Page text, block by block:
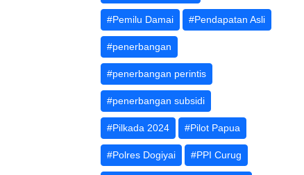
#Pemilu Damai #Pendapatan Asli
#penerbangan
#penerbangan perintis
#penerbangan subsidi
#Pilkada 2024 #Pilot Papua
#Polres Dogiyai #PPI Curug